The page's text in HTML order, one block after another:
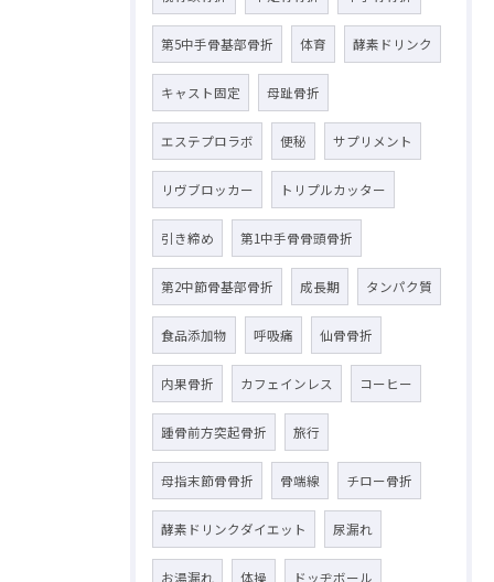
第5中手骨基部骨折 体育 酵素ドリンク
キャスト固定 母趾骨折
エステプロラボ 便秘 サプリメント
リヴブロッカー トリプルカッター
引き締め 第1中手骨骨頭骨折
第2中節骨基部骨折 成長期 タンパク質
食品添加物 呼吸痛 仙骨骨折
内果骨折 カフェインレス コーヒー
踵骨前方突起骨折 旅行
母指末節骨骨折 骨端線 チロー骨折
酵素ドリンクダイエット 尿漏れ
お湯漏れ 体操 ドッヂボール